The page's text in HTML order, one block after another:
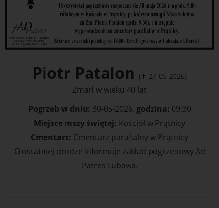
Piotr Patalon (✝ 27-05-2026)
Zmarł w wieku 40 lat
Pogrzeb w dniu: 30-05-2026, godzina: 09:30
Miejsce mszy świętej: Kościół w Prątnicy
Cmentarz: Cmentarz parafialny w Prątnicy
O ostatniej drodze informuje zakład pogrzebowy Ad
Patres Lubawa.